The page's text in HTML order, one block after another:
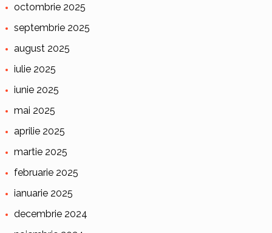
octombrie 2025
septembrie 2025
august 2025
iulie 2025
iunie 2025
mai 2025
aprilie 2025
martie 2025
februarie 2025
ianuarie 2025
decembrie 2024